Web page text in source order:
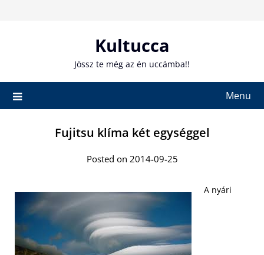
Kultucca
Jössz te még az én uccámba!!
Menu
Fujitsu klíma két egységgel
Posted on 2014-09-25
A nyári